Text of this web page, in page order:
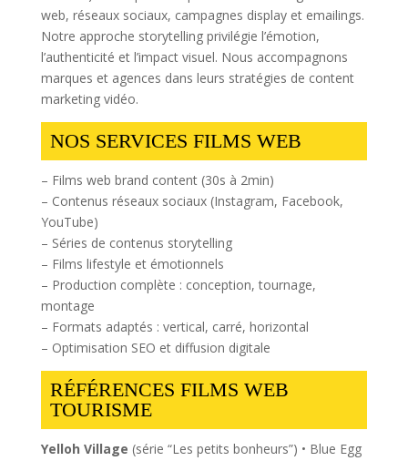
web, réseaux sociaux, campagnes display et emailings.
Notre approche storytelling privilégie l’émotion,
l’authenticité et l’impact visuel. Nous accompagnons
marques et agences dans leurs stratégies de content
marketing vidéo.
NOS SERVICES FILMS WEB
– Films web brand content (30s à 2min)
– Contenus réseaux sociaux (Instagram, Facebook,
YouTube)
– Séries de contenus storytelling
– Films lifestyle et émotionnels
– Production complète : conception, tournage,
montage
– Formats adaptés : vertical, carré, horizontal
– Optimisation SEO et diffusion digitale
RÉFÉRENCES FILMS WEB
TOURISME
Yelloh Village (série “Les petits bonheurs”) • Blue Egg